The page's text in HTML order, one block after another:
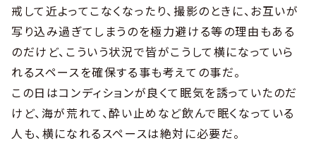
戒して近よってこなくなったり、撮影のときに、お互いが
写り込み過ぎてしまうのを極力避ける等の理由もある
のだけど、こういう状況で皆がこうして横になっていら
れるスペースを確保する事も考えての事だ。
この日はコンディションが良くて眠気を誘っていたのだ
けど、海が荒れて、酔い止めなど飲んで眠くなっている
人も、横になれるスペースは絶対に必要だ。